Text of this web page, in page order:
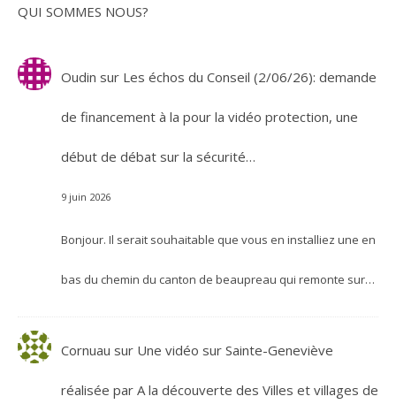
QUI SOMMES NOUS?
Oudin sur Les échos du Conseil (2/06/26): demande
de financement à la pour la vidéo protection, une
début de débat sur la sécurité…
9 juin 2026
Bonjour. Il serait souhaitable que vous en installiez une en
bas du chemin du canton de beaupreau qui remonte sur…
Cornuau sur Une vidéo sur Sainte-Geneviève
réalisée par A la découverte des Villes et villages de